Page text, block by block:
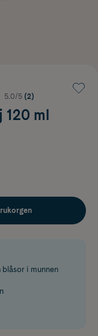
5.0/5 (2)
120 ml
i munnen